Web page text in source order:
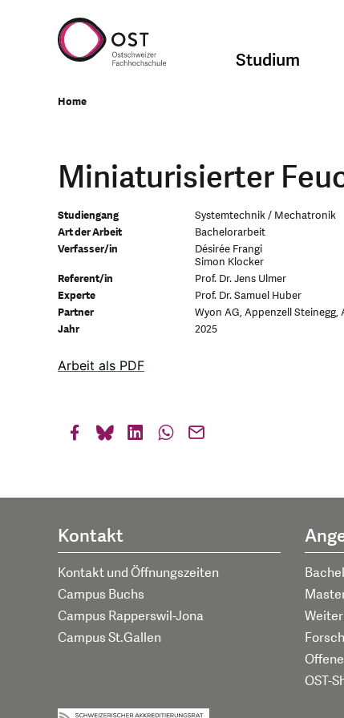
Studium
Home
Miniaturisierter
Studiengang
Systemtechnik / Mechatronik
Art der Arbeit
Bachelorarbeit
Verfasser/in
Désirée Frangi
Simon Klocker
Referent/in
Prof. Dr. Jens Ulmer
Experte
Prof. Dr. Samuel Huber
Partner
Wyon AG, Appenzell Steinegg,
Jahr
2025
Arbeit als PDF
Kontakt
Kontakt und Öffnungszeiten
Campus Buchs
Campus Rapperswil-Jona
Campus St.Gallen
OST-